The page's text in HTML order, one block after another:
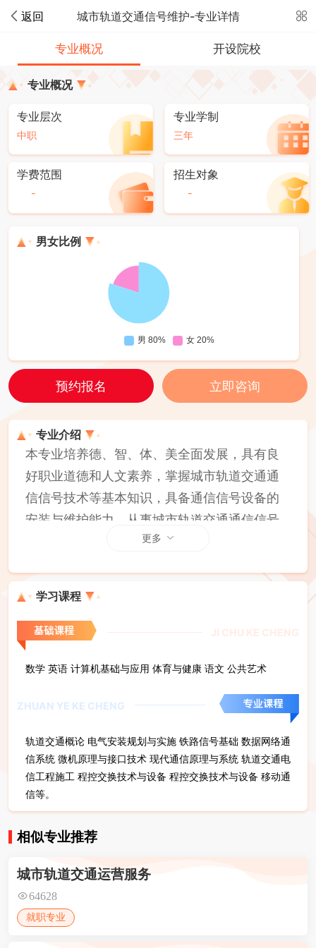
返回 城市轨道交通信号维护-专业详情
专业概况 开设院校
专业概况
专业层次
中职
专业学制
三年
学费范围
-
招生对象
-
男女比例
预约报名 立即咨询
专业介绍
本专业培养德、智、体、美全面发展，具有良
好职业道德和人文素养，掌握城市轨道交通通
信信号技术等基本知识，具备通信信号设备的
安装与维护能力，从事城市轨道交通通信信号
设备的安装、调试、维修养护与管理工作的高
更多
学习课程
JI CHU KE CHENG
数学 英语 计算机基础与应用 体育与健康 语文 公共艺术
ZHUAN YE KE CHENG
轨道交通概论 电气安装规划与实施 铁路信号基础 数据网络通
信系统 微机原理与接口技术 现代通信原理与系统 轨道交通电
信工程施工 程控交换技术与设备 程控交换技术与设备 移动通
信等。
相似专业推荐
城市轨道交通运营服务
64628
就职专业